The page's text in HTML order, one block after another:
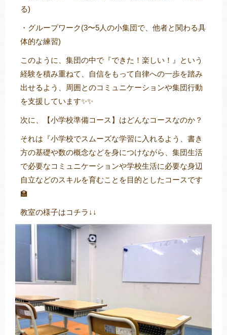
る)
・グループワーク(3〜5人の小集団で、他者と関わる具
体的な練習)
このように、集団の中で『できた！楽しい！』という
経験を積み重ねて、自信をもって自律への一歩を踏み
出せるよう、周囲とのコミュニケーションや集団行動
を支援しています✨✨
次に、【小学校準備コース】はどんなコースなのか？
それは『小学校でスムーズな学習に入れるよう、書き
方の基礎や数の概念などを身につけながら、集団生活
で必要なコミュニケーションや学校生活に必要な身辺
自立などのスキルを育むことを目的としたコースです
🏫
教室の様子はコチラ↓↓